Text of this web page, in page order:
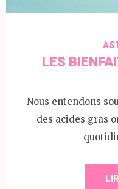
LES
Nous entendons
des acides gras